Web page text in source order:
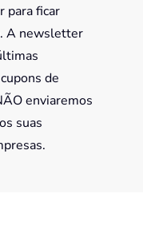
para ficar
A newsletter
de
enviaremos
suas